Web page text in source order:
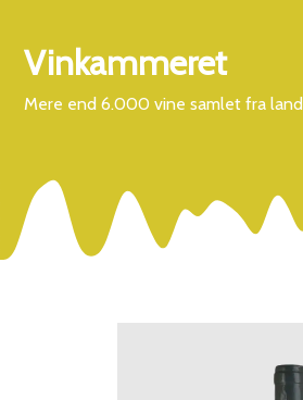
Vinkammeret
Mere end 6.000 vine samlet fra